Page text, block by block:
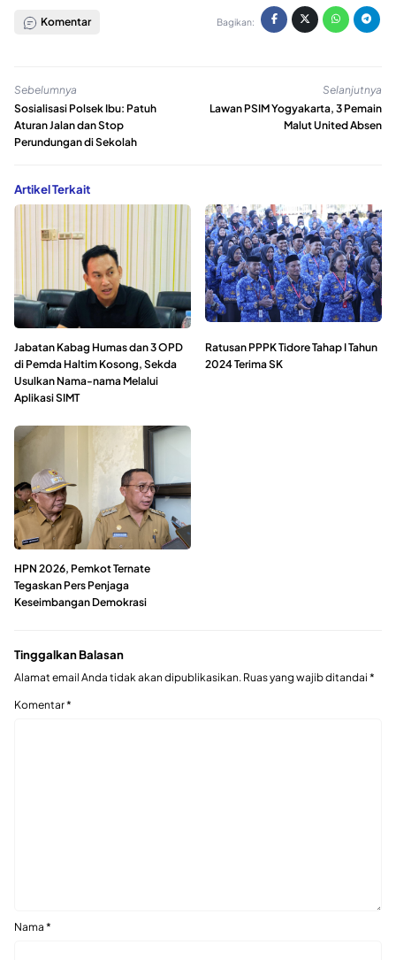
Komentar Bagikan:
Sebelumnya
Sosialisasi Polsek Ibu: Patuh
Aturan Jalan dan Stop
Perundungan di Sekolah
Selanjutnya
Lawan PSIM Yogyakarta, 3 Pemain
Malut United Absen
Artikel Terkait
Jabatan Kabag Humas dan 3 OPD
di Pemda Haltim Kosong, Sekda
Usulkan Nama-nama Melalui
Aplikasi SIMT
Ratusan PPPK Tidore Tahap I Tahun
2024 Terima SK
HPN 2026, Pemkot Ternate
Tegaskan Pers Penjaga
Keseimbangan Demokrasi
Tinggalkan Balasan
Alamat email Anda tidak akan dipublikasikan. Ruas yang wajib ditandai *
Komentar*
Nama *